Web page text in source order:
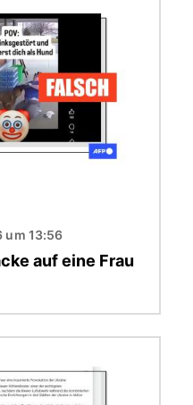
um 13:56
auf eine Frau